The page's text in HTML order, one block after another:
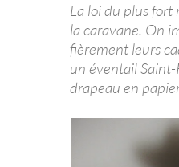
La loi du plus fort
la caravane. On
fièrement leurs
un éventail
drapeau en